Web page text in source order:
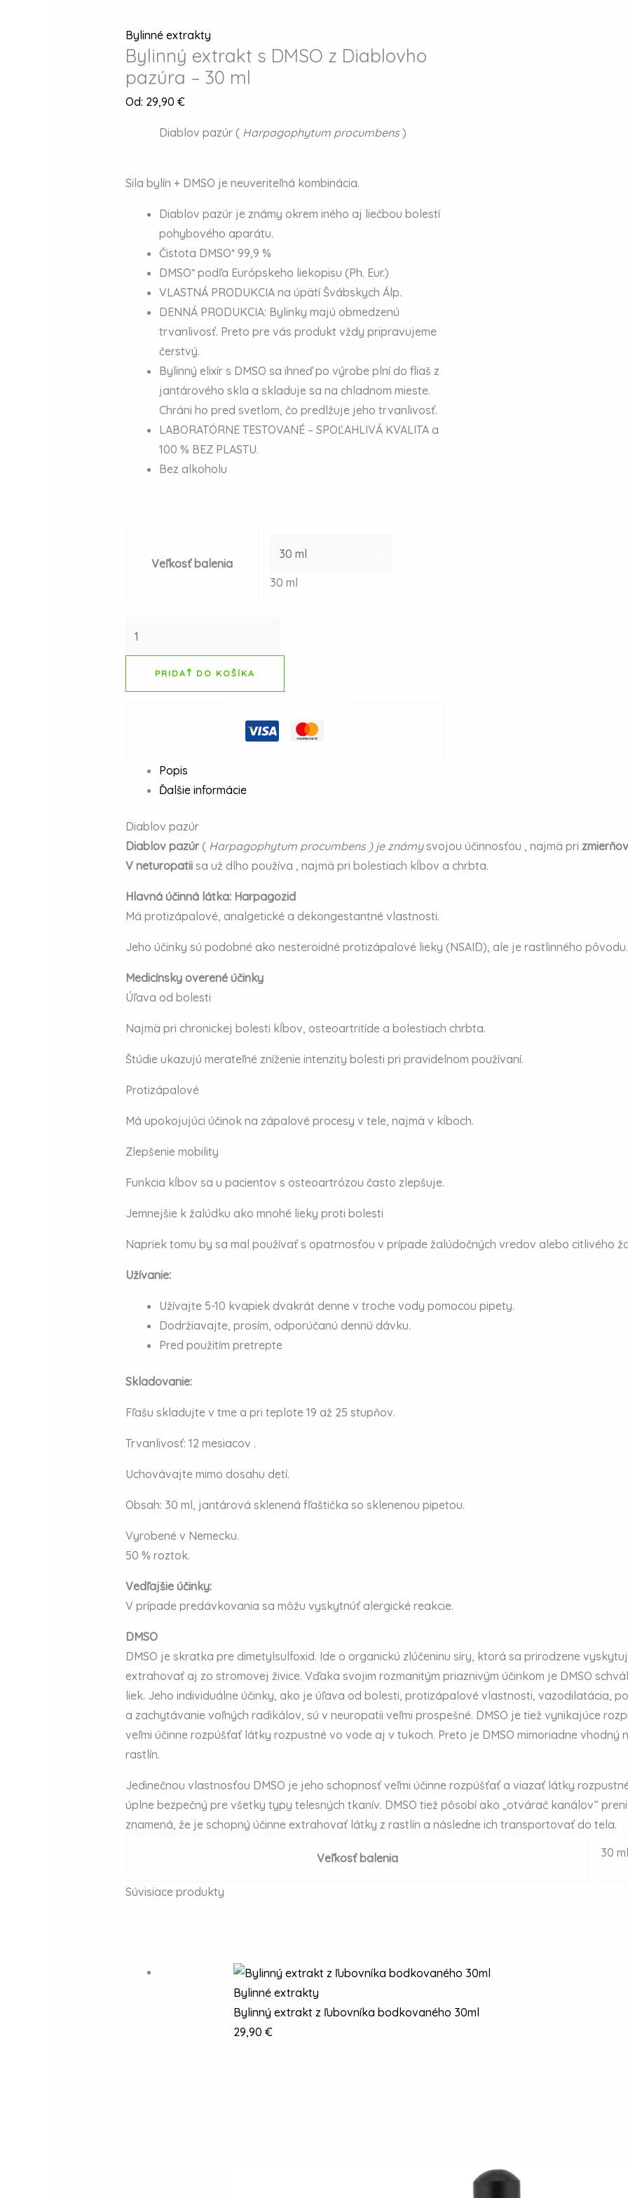
Bylinné extrakty
Bylinný extrakt s DMSO z Diablovho
pazúra – 30 ml
Od: 29,90 €
Diablov pazúr ( Harpagophytum procumbens)
Sila bylín + DMSO je neuveriteľná kombinácia.
Diablov pazúr je známy okrem iného aj liečbou bolestí
pohybového aparátu.
Čistota DMSO* 99,9 %
DMSO* podľa Európskeho liekopisu (Ph. Eur.)
VLASTNÁ PRODUKCIA na úpätí Švábskych Álp.
DENNÁ PRODUKCIA: Bylinky majú obmedzenú
trvanlivosť. Preto pre vás produkt vždy pripravujeme
čerstvý.
Bylinný elixír s DMSO sa ihneď po výrobe plní do fliaš z
jantárového skla a skladuje sa na chladnom mieste.
Chráni ho pred svetlom, čo predlžuje jeho trvanlivosť.
LABORATÓRNE TESTOVANÉ – SPOĽAHLIVÁ KVALITA a
100 % BEZ PLASTU.
Bez alkoholu
Veľkosť balenia
30 ml
PRIDAŤ DO KOŠÍKA
Popis
Ďalšie informácie
Diablov pazúr
Diablov pazúr( Harpagophytum procumbens ) je známy svojou účinnosťou , najmä pri
V neturopatii sa už dlho používa , najmä pri bolestiach kĺbov a chrbta.
Hlavná účinná látka: Harpagozid
Má protizápalové, analgetické a dekongestantné vlastnosti.
Jeho účinky sú podobné ako nesteroidné protizápalové lieky (NSAID), ale je rastlinného pôvodu.
Medicínsky overené účinky
Úľava od bolesti
Najmä pri chronickej bolesti kĺbov, osteoartritíde a bolestiach chrbta.
Štúdie ukazujú merateľné zníženie intenzity bolesti pri pravidelnom používaní.
Protizápalové
Má upokojujúci účinok na zápalové procesy v tele, najmä v kĺboch.
Zlepšenie mobility
Funkcia kĺbov sa u pacientov s osteoartrózou často zlepšuje.
Jemnejšie k žalúdku ako mnohé lieky proti bolesti
Napriek tomu by sa mal používať s opatrnosťou v prípade žalúdočných vredov alebo citlivého
Užívanie:
Užívajte 5-10 kvapiek dvakrát denne v troche vody pomocou pipety.
Dodržiavajte, prosím, odporúčanú dennú dávku.
Pred použitím pretrepte
Skladovanie:
Fľašu skladujte v tme a pri teplote 19 až 25 stupňov.
Trvanlivosť: 12 mesiacov .
Uchovávajte mimo dosahu detí.
Obsah: 30 ml, jantárová sklenená fľaštička so sklenenou pipetou.
Vyrobené v Nemecku.
50 % roztok.
Vedľajšie účinky:
V prípade predávkovania sa môžu vyskytnúť alergické reakcie.
DMSO
DMSO je skratka pre dimetylsulfoxid. Ide o organickú zlúčeninu síry, ktorá sa prirodzene
extrahovať aj zo stromovej živice. Vďaka svojim rozmanitým priaznivým účinkom je DMSO
liek. Jeho individuálne účinky, ako je úľava od bolesti, protizápalové vlastnosti, vazodilatácia,
a zachytávanie voľných radikálov, sú v neuropatii veľmi prospešné. DMSO je tiež vynikajúce
veľmi účinne rozpúšťať látky rozpustné vo vode aj v tukoch. Preto je DMSO mimoriadne vhodný
rastlín.
Jedinečnou vlastnosťou DMSO je jeho schopnosť veľmi účinne rozpúšťať a viazať látky
úplne bezpečný pre všetky typy telesných tkanív. DMSO tiež pôsobí ako „otvárač kanálov“
znamená, že je schopný účinne extrahovať látky z rastlín a následne ich transportovať do tela.
Veľkosť balenia 30 ml
Súvisiace produkty
Bylinné extrakty
Bylinný extrakt z ľubovníka bodkovaného 30ml
29,90€